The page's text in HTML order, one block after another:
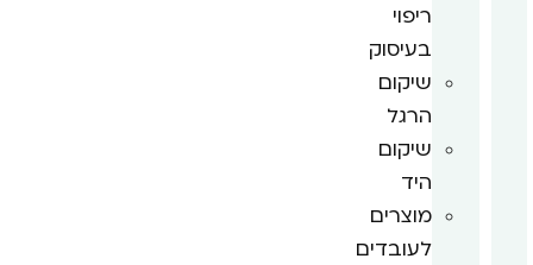
ריפוי
בעיסוק
שיקום
הרגל
שיקום
היד
מוצרים
לעובדים